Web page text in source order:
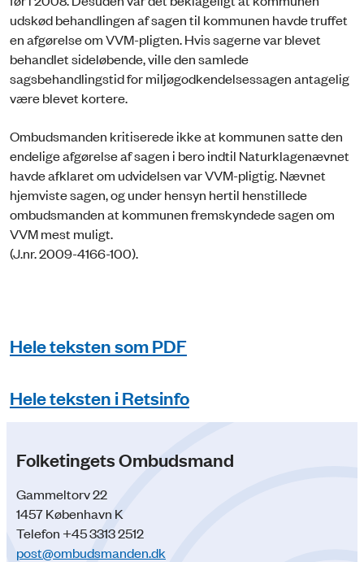
udskød behandlingen af sagen til kommunen havde truffet
en afgørelse om VVM-pligten. Hvis sagerne var blevet
behandlet sideløbende, ville den samlede
sagsbehandlingstid for miljøgodkendelsessagen antagelig
være blevet kortere.
Ombudsmanden kritiserede ikke at kommunen satte den
endelige afgørelse af sagen i bero indtil Naturklagenævnet
havde afklaret om udvidelsen var VVM-pligtig. Nævnet
hjemviste sagen, og under hensyn hertil henstillede
ombudsmanden at kommunen fremskyndede sagen om
VVM mest muligt.
(J.nr. 2009-4166-100).
Hele teksten som PDF
Hele teksten i Retsinfo
Folketingets Ombudsmand
Gammeltorv 22
1457 København K
Telefon +45 3313 2512
post@ombudsmanden.dk